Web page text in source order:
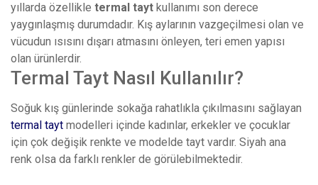
yıllarda özellikle termal tayt kullanımı son derece
yaygınlaşmış durumdadır. Kış aylarının vazgeçilmesi olan ve
vücudun ısısını dışarı atmasını önleyen, teri emen yapısı
olan ürünlerdir.
Termal Tayt Nasıl Kullanılır?
Soğuk kış günlerinde sokağa rahatlıkla çıkılmasını sağlayan
termal tayt modelleri içinde kadınlar, erkekler ve çocuklar
için çok değişik renkte ve modelde tayt vardır. Siyah ana
renk olsa da farklı renkler de görülebilmektedir.